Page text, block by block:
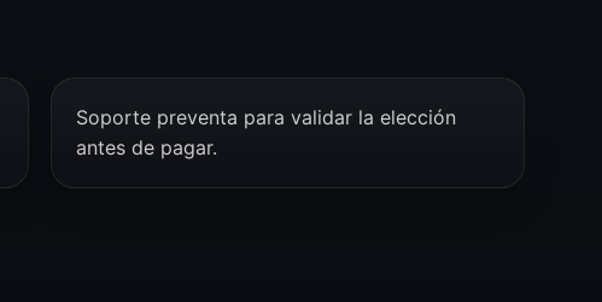
Soporte preventa para validar la elección
antes de pagar.